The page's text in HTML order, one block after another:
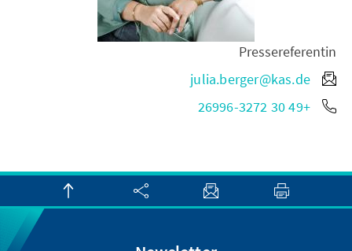
Pressereferentin
julia.berger@kas.de
+49 30 26996-3272